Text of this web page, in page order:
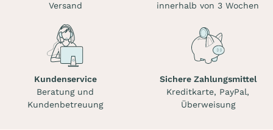
Versand
innerhalb von 3 Wochen
Kundenservice
Beratung und
Kundenbetreuung
Sichere Zahlungsmittel
Kreditkarte, PayPal,
Überweisung